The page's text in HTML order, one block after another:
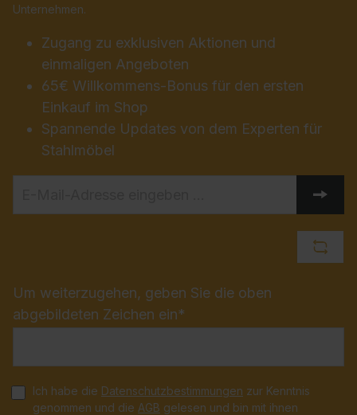
Unternehmen.
Zugang zu exklusiven Aktionen und
einmaligen Angeboten
65€ Willkommens-Bonus für den ersten
Einkauf im Shop
Spannende Updates von dem Experten für
Stahlmöbel
Um weiterzugehen, geben Sie die oben
abgebildeten Zeichen ein*
Ich habe die Datenschutzbestimmungen zur Kenntnis
genommen und die AGB gelesen und bin mit ihnen